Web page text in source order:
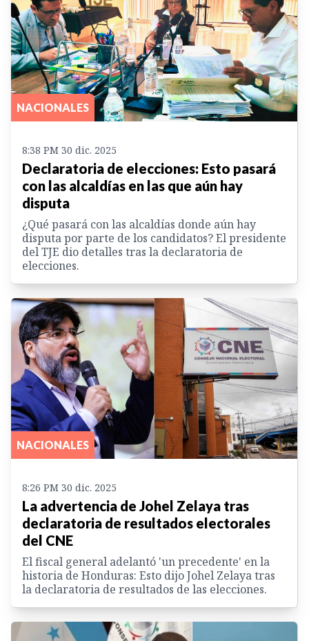
NACIONALES
8:38 PM 30 dic. 2025
Declaratoria de elecciones: Esto pasará
con las alcaldías en las que aún hay
disputa
¿Qué pasará con las alcaldías donde aún hay
disputa por parte de los candidatos? El presidente
del TJE dio detalles tras la declaratoria de
elecciones.
NACIONALES
8:26 PM 30 dic. 2025
La advertencia de Johel Zelaya tras
declaratoria de resultados electorales
del CNE
El fiscal general adelantó 'un precedente' en la
historia de Honduras: Esto dijo Johel Zelaya tras
la declaratoria de resultados de las elecciones.